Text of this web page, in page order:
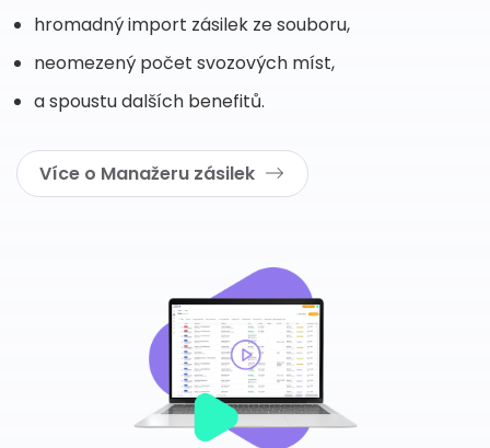
hromadný import zásilek ze souboru,
neomezený počet svozových míst,
a spoustu dalších benefitů.
Více o Manažeru zásilek